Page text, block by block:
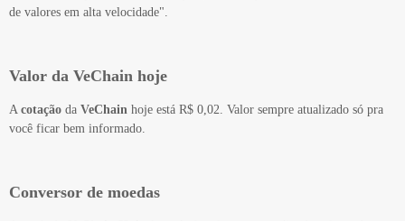
de valores em alta velocidade".
Valor da VeChain hoje
A cotação da VeChain hoje está R$ 0,02. Valor sempre atualizado só pra
você ficar bem informado.
Conversor de moedas